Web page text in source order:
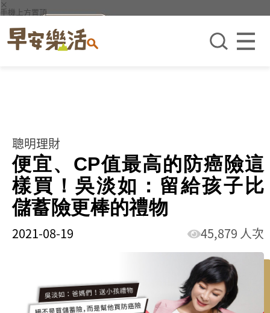
×
手機上方置頂
聰明理財
便宜、CP值最高的防癌險這
樣買！吳淡如：留給孩子比
儲蓄險更棒的禮物
2021-08-19 45,879 人次